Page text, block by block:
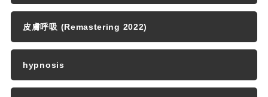
皮膚呼吸 (Remastering 2022)
hypnosis